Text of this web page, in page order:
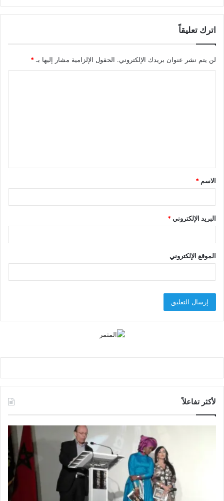
اترك تعليقاً
لن يتم نشر عنوان بريدك الإلكتروني. الحقول الإلزامية مشار إليها بـ *
ق
*
الاسم *
البريد الإلكتروني*
الموقع الإلكتروني
لأكثر تفاعلاً